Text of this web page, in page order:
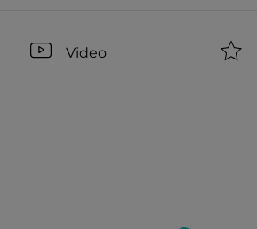
Video